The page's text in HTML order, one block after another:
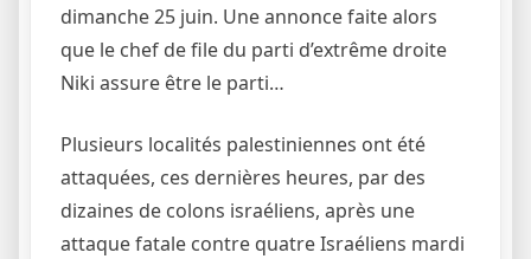
dimanche 25 juin. Une annonce faite alors
que le chef de file du parti d’extrême droite
Niki assure être le parti…
Plusieurs localités palestiniennes ont été
attaquées, ces dernières heures, par des
dizaines de colons israéliens, après une
attaque fatale contre quatre Israéliens mardi